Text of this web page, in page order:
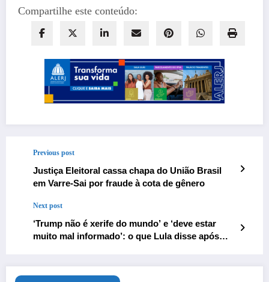
Compartilhe este conteúdo:
Previous post
Justiça Eleitoral cassa chapa do União Brasil
em Varre-Sai por fraude à cota de gênero
Next post
‘Trump não é xerife do mundo’ e ‘deve estar
muito mal informado’: o que Lula disse após